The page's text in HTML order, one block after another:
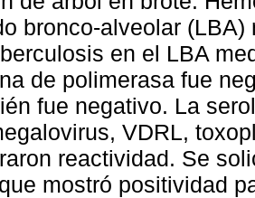
bronco-alveolar
en el LBA
de polimerasa fue
fue negativo. La
VDRL,
reactividad. Se
mostró positividad